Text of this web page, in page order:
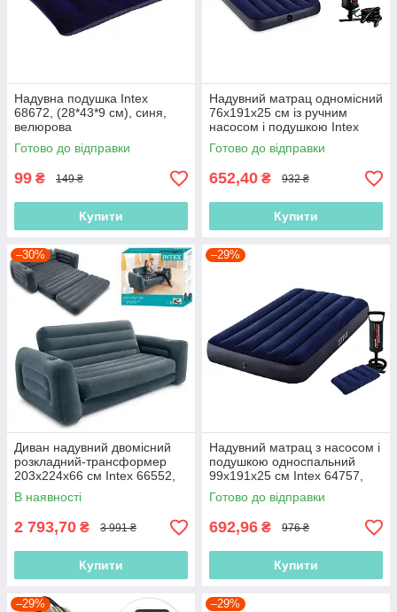
Надувна подушка Intex
68672, (28*43*9 см), синя,
велюрова
Готово до відправки
99 ₴ 149 ₴
Купити
Надувний матрац одномісний
76х191х25 см із ручним
насосом і подушкою Intex
64756, односпальний,
велюровий
Готово до відправки
652,40 ₴ 932 ₴
Купити
–30%
Диван надувний двомісний
розкладний-трансформер
203х224х66 см Intex 66552,
велюровий, двоспальний
В наявності
2 793,70 ₴ 3 991 ₴
Купити
–29%
Надувний матрац з насосом і
подушкою односпальний
99х191х25 см Intex 64757,
одномісний, інтекс
Готово до відправки
692,96 ₴ 976 ₴
Купити
–29% –29%